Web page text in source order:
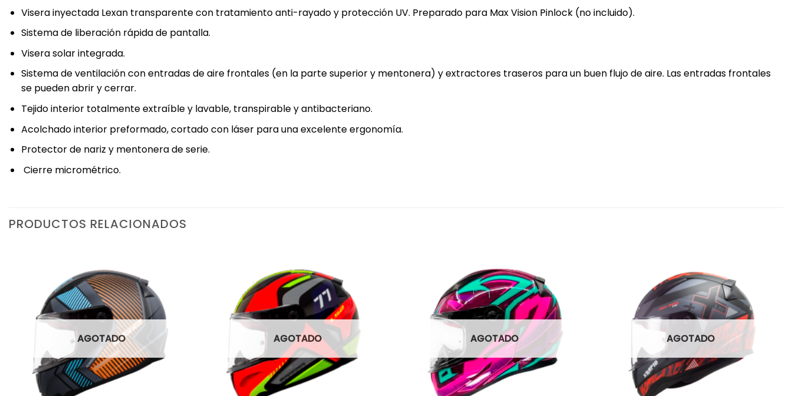
Visera inyectada Lexan transparente con tratamiento anti-rayado y protección UV. Preparado para Max Vision Pinlock (no incluido).
Sistema de liberación rápida de pantalla.
Visera solar integrada.
Sistema de ventilación con entradas de aire frontales (en la parte superior y mentonera) y extractores traseros para un buen flujo de aire. Las entradas frontales
se pueden abrir y cerrar.
Tejido interior totalmente extraíble y lavable, transpirable y antibacteriano.
Acolchado interior preformado, cortado con láser para una excelente ergonomía.
Protector de nariz y mentonera de serie.
Cierre micrométrico.
PRODUCTOS RELACIONADOS
AGOTADO AGOTADO AGOTADO AGOTADO